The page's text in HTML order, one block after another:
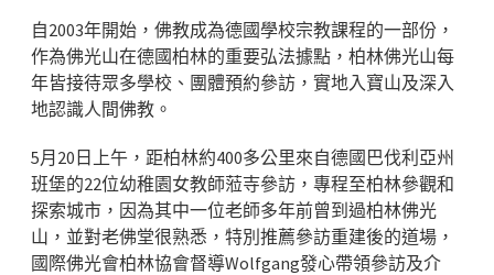
自2003年開始，佛教成為德國學校宗教課程的一部份，
作為佛光山在德國柏林的重要弘法據點，柏林佛光山每
年皆接待眾多學校、團體預約參訪，實地入寶山及深入
地認識人間佛教。
5月20日上午，距柏林約400多公里來自德國巴伐利亞州
班堡的22位幼稚園女教師蒞寺參訪，專程至柏林參觀和
探索城市，因為其中一位老師多年前曾到過柏林佛光
山，並對老佛堂很熟悉，特別推薦參訪重建後的道場，
國際佛光會柏林協會督導Wolfgang發心帶領參訪及介